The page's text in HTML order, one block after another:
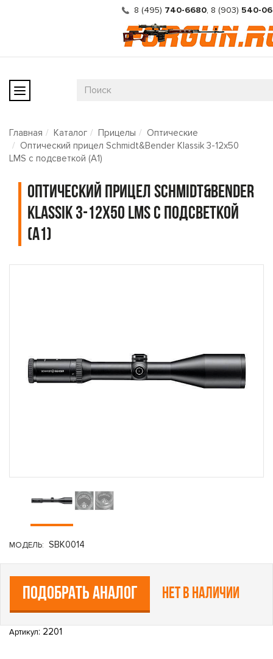
8 (495) 740-6680, 8 (903) 540-
Главная Каталог Прицелы
Оптические
Оптический прицел Schmidt&Bender Klassik 3-12x50
LMS с подсветкой (A1)
Оптический прицел Schmidt&Bender
Klassik 3-12x50 LMS с подсветкой
(A1)
МОДЕЛЬ: SBK0014
ПОДОБРАТЬ АНАЛОГ Нет в наличии
Артикул: 2201